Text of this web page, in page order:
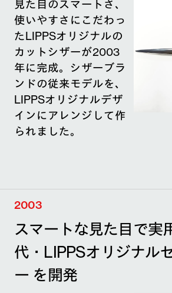
見た目のスマートさ、
使いやすさにこだわっ
たLIPPSオリジナルの
カットシザーが2003
年に完成。シザーブラ
ンドの従来モデルを、
LIPPSオリジナルデザ
インにアレンジして作
られました。
2003
スマートな見た目で実
代・LIPPSオリジナル
ー を開発